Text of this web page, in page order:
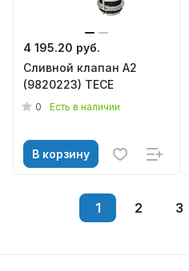
4 195.20 руб.
Cливной клапан A2
(9820223) TECE
0 Есть в наличии
В корзину
1 2 3